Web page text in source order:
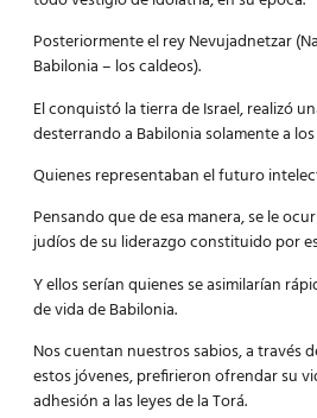
Posteriormente el rey Nevujadnetzar
Babilonia – los caldeos).
El conquistó la tierra de Israel, realizó
desterrando a Babilonia solamente a
Quienes representaban el futuro
Pensando que de esa manera, se le
judíos de su liderazgo constituido por
Y ellos serían quienes se asimilarían
de vida de Babilonia.
Nos cuentan nuestros sabios, a través
estos jóvenes, prefirieron ofrendar su
adhesión a las leyes de la Torá.